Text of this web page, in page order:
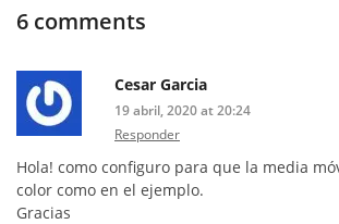
6 comments
Cesar Garcia
19 abril, 2020 at 20:24
Responder
Hola! como configuro para que la media
color como en el ejemplo.
Gracias